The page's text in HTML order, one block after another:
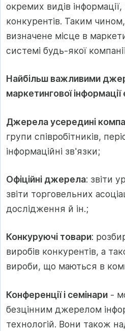
окремих видів
конкурентів. Таким
визначене місце в
системі будь-якої
Найбільш важливими
маркетингової інформації
Джерела усередині
групи співробітників,
інформаційні зв'язки;
Офіційні джерела: звіти
звіти торговельних
дослідження й ін.;
Конкуруючі товари:
виробів конкурентів, а
вироби, що маються в
Конференції і семінари -
безцінним джерелом
технологій. Вони також